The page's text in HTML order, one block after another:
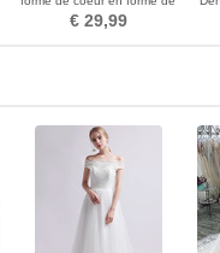
coeur en argent pour
femme Collier et pendentif
€ 29,99